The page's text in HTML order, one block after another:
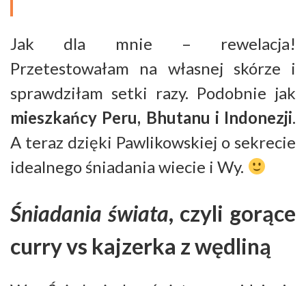
Jak dla mnie – rewelacja!
Przetestowałam na własnej skórze i
sprawdziłam setki razy. Podobnie jak
mieszkańcy Peru, Bhutanu i Indonezji.
A teraz dzięki Pawlikowskiej o sekrecie
idealnego śniadania wiecie i Wy.
Śniadania świata, czyli gorące
curry vs kajzerka z wędliną